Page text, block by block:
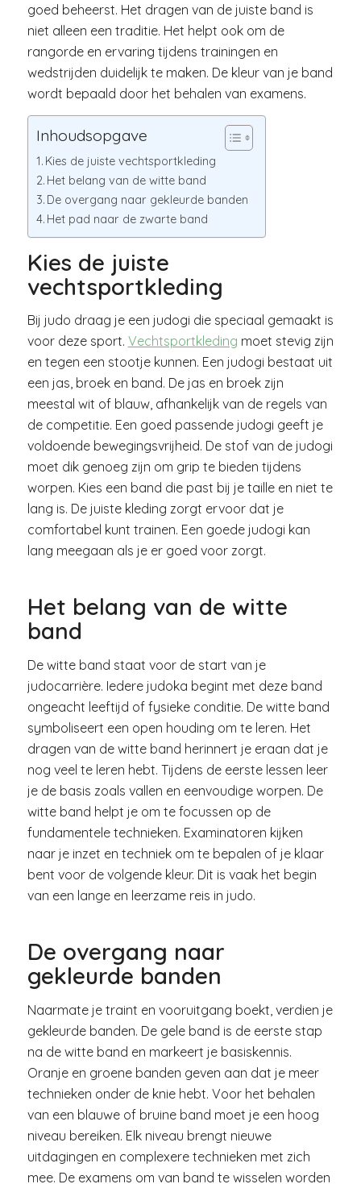
goed beheerst. Het dragen van de juiste band is
niet alleen een traditie. Het helpt ook om de
rangorde en ervaring tijdens trainingen en
wedstrijden duidelijk te maken. De kleur van je band
wordt bepaald door het behalen van examens.
Inhoudsopgave
Kies de juiste vechtsportkleding
Het belang van de witte band
De overgang naar gekleurde banden
Het pad naar de zwarte band
Kies de juiste
vechtsportkleding
Bij judo draag je een judogi die speciaal gemaakt is
voor deze sport. Vechtsportkleding moet stevig zijn
en tegen een stootje kunnen. Een judogi bestaat uit
een jas, broek en band. De jas en broek zijn
meestal wit of blauw, afhankelijk van de regels van
de competitie. Een goed passende judogi geeft je
voldoende bewegingsvrijheid. De stof van de judogi
moet dik genoeg zijn om grip te bieden tijdens
worpen. Kies een band die past bij je taille en niet te
lang is. De juiste kleding zorgt ervoor dat je
comfortabel kunt trainen. Een goede judogi kan
lang meegaan als je er goed voor zorgt.
Het belang van de witte
band
De witte band staat voor de start van je
judocarrière. Iedere judoka begint met deze band
ongeacht leeftijd of fysieke conditie. De witte band
symboliseert een open houding om te leren. Het
dragen van de witte band herinnert je eraan dat je
nog veel te leren hebt. Tijdens de eerste lessen leer
je de basis zoals vallen en eenvoudige worpen. De
witte band helpt je om te focussen op de
fundamentele technieken. Examinatoren kijken
naar je inzet en techniek om te bepalen of je klaar
bent voor de volgende kleur. Dit is vaak het begin
van een lange en leerzame reis in judo.
De overgang naar
gekleurde banden
Naarmate je traint en vooruitgang boekt, verdien je
gekleurde banden. De gele band is de eerste stap
na de witte band en markeert je basiskennis.
Oranje en groene banden geven aan dat je meer
technieken onder de knie hebt. Voor het behalen
van een blauwe of bruine band moet je een hoog
niveau bereiken. Elk niveau brengt nieuwe
uitdagingen en complexere technieken met zich
mee. De examens om van band te wisselen worden